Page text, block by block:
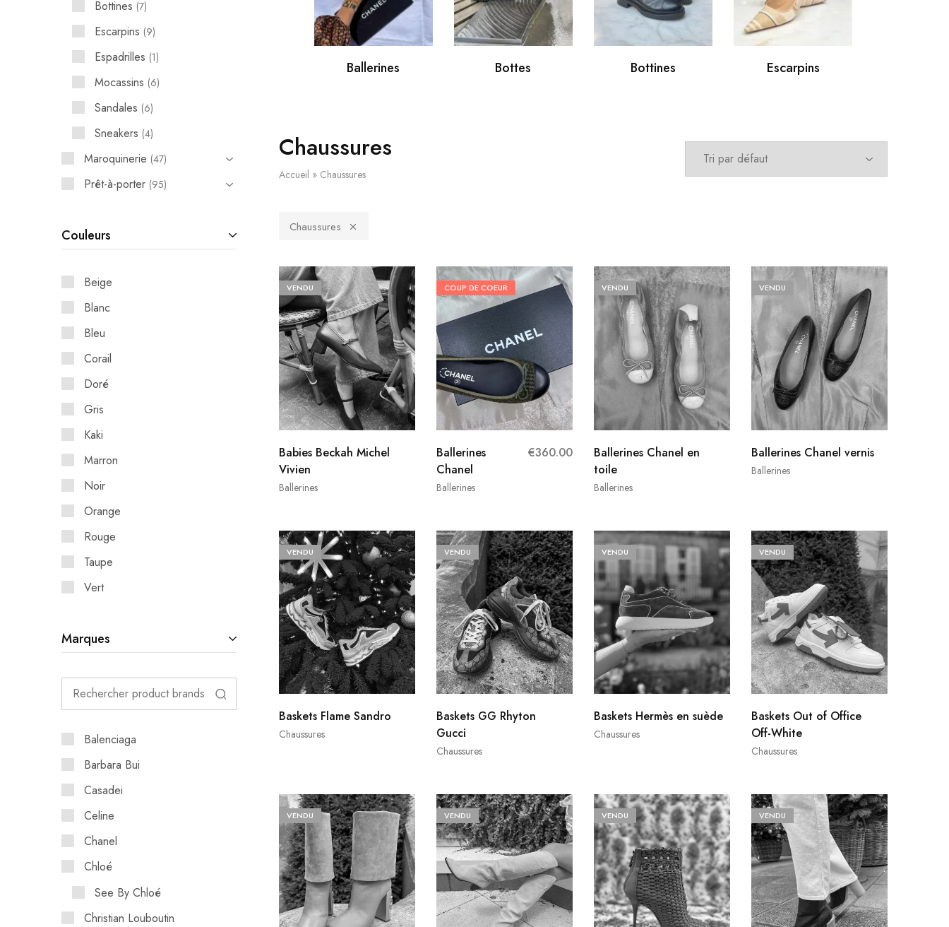
Ballerines Bottes Bottines Escarpins
Chaussures
Accueil » Chaussures
Chaussures
VENDU
Ballerines
Babies Beckah Michel
Vivien
COUP DE COEUR
Ballerines
Ballerines
Chanel
€360.00
VENDU
Ballerines
Ballerines Chanel en
toile
VENDU
Ballerines
Ballerines Chanel vernis
VENDU
Chaussures
Baskets Flame Sandro
VENDU
Chaussures
Baskets GG Rhyton
Gucci
VENDU
Chaussures
Baskets Hermès en suède
VENDU
Chaussures
Baskets Out of Office
Off-White
VENDU VENDU VENDU VENDU
Bottines 7
Escarpins 9
Espadrilles 1
Mocassins 6
Sandales 6
Sneakers 4
Maroquinerie 47
Prêt-à-porter 95
Couleurs
Beige
Blanc
Bleu
Corail
Doré
Gris
Kaki
Marron
Noir
Orange
Rouge
Taupe
Vert
Marques
Balenciaga
Barbara Bui
Casadei
Celine
Chanel
Chloé
See By Chloé
Christian Louboutin